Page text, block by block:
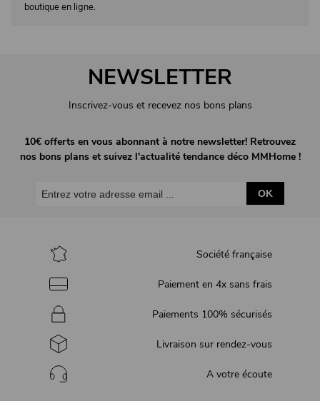
boutique en ligne.
NEWSLETTER
Inscrivez-vous et recevez nos bons plans
10€ offerts en vous abonnant à notre newsletter! Retrouvez
nos bons plans et suivez l'actualité tendance déco MMHome !
OK
Société française
Paiement en 4x sans frais
Paiements 100% sécurisés
Livraison sur rendez-vous
A votre écoute